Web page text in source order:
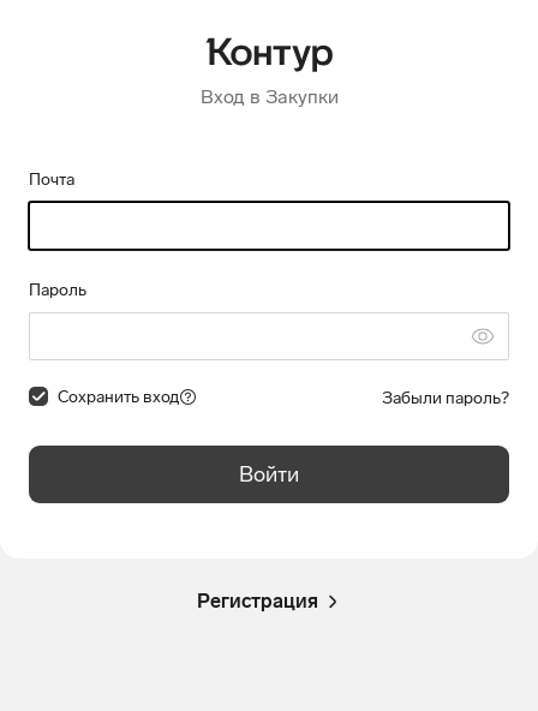
Вход в Закупки
Почта
Пароль
Сохранить вход Забыли пароль?
Войти
Регистрация